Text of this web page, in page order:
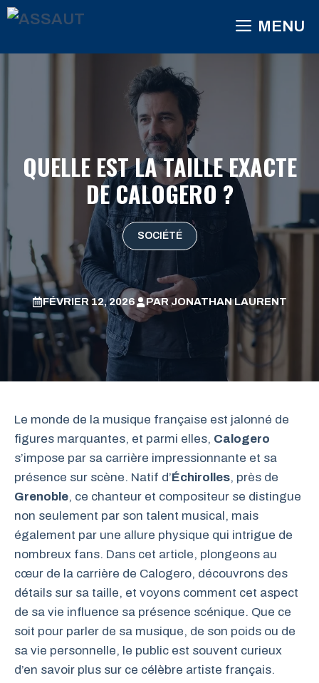
Aller
MENU
QUELLE EST LA TAILLE EXACTE
DE CALOGERO ?
SOCIÉTÉ
FÉVRIER 12, 2026 PARJONATHAN LAURENT
Le monde de la musique française est jalonné de
figures marquantes, et parmi elles, Calogero
s’impose par sa carrière impressionnante et sa
présence sur scène. Natif d’Échirolles, près de
Grenoble, ce chanteur et compositeur se distingue
non seulement par son talent musical, mais
également par une allure physique qui intrigue de
nombreux fans. Dans cet article, plongeons au
cœur de la carrière de Calogero, découvrons des
détails sur sa taille, et voyons comment cet aspect
de sa vie influence sa présence scénique. Que ce
soit pour parler de sa musique, de son poids ou de
sa vie personnelle, le public est souvent curieux
d’en savoir plus sur ce célèbre artiste français.